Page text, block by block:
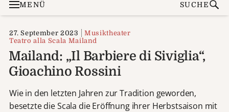
MENÜ SUCHE
27. September 2023
Musiktheater
Teatro alla Scala Mailand
Mailand: „Il Barbiere di Siviglia“,
Gioachino Rossini
Wie in den letzten Jahren zur Tradition geworden,
besetzte die Scala die Eröffnung ihrer Herbstsaison mit